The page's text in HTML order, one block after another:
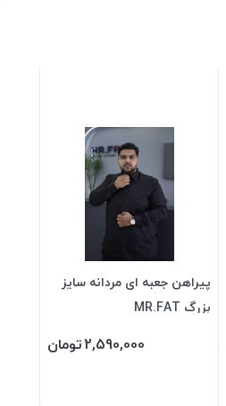
پیراهن جعبه ای مردانه سایز
بزرگ MR.FAT
2,590,000تومان